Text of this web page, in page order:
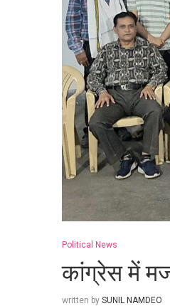
Political News
कांग्रेस में
written by SUNIL NAMDEO